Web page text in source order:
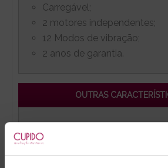
Carregável;
2 motores independentes;
12 Modos de vibração;
2 anos de garantia.
OUTRAS
Nível sonoro baixo, < 68dB;
Bloqueio de viagem. Para
desativar, deve pressionar o